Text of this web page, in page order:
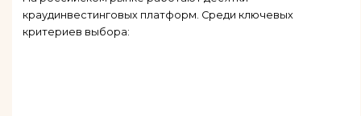
краудинвестинговых платформ. Среди ключевых
критериев выбора: